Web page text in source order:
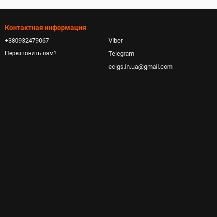
Контактная информация
+380932479067
Перезвонить вам?
Viber
Telegram
ecigs.in.ua@gmail.com